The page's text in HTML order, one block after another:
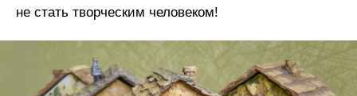
не стать творческим человеком!